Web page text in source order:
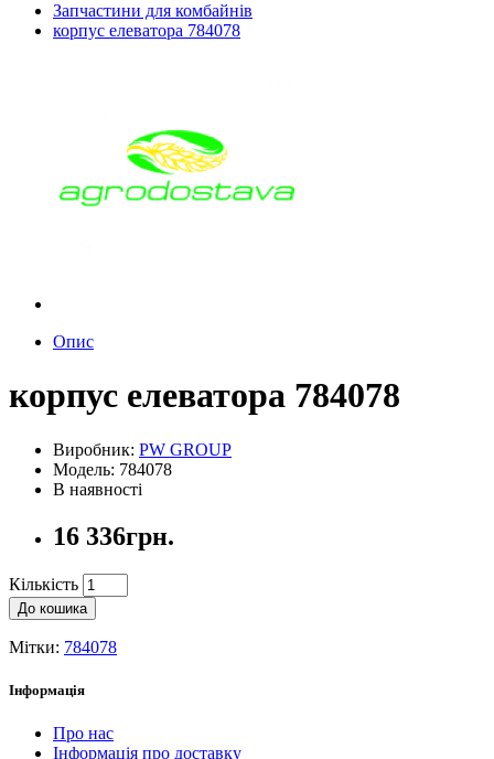
Запчастини для комбайнів
корпус елеватора 784078
Опис
корпус елеватора 784078
Виробник: PW GROUP
Модель: 784078
В наявності
16 336грн.
Кількість
До кошика
Мітки: 784078
Інформація
Про нас
Інформація про доставку